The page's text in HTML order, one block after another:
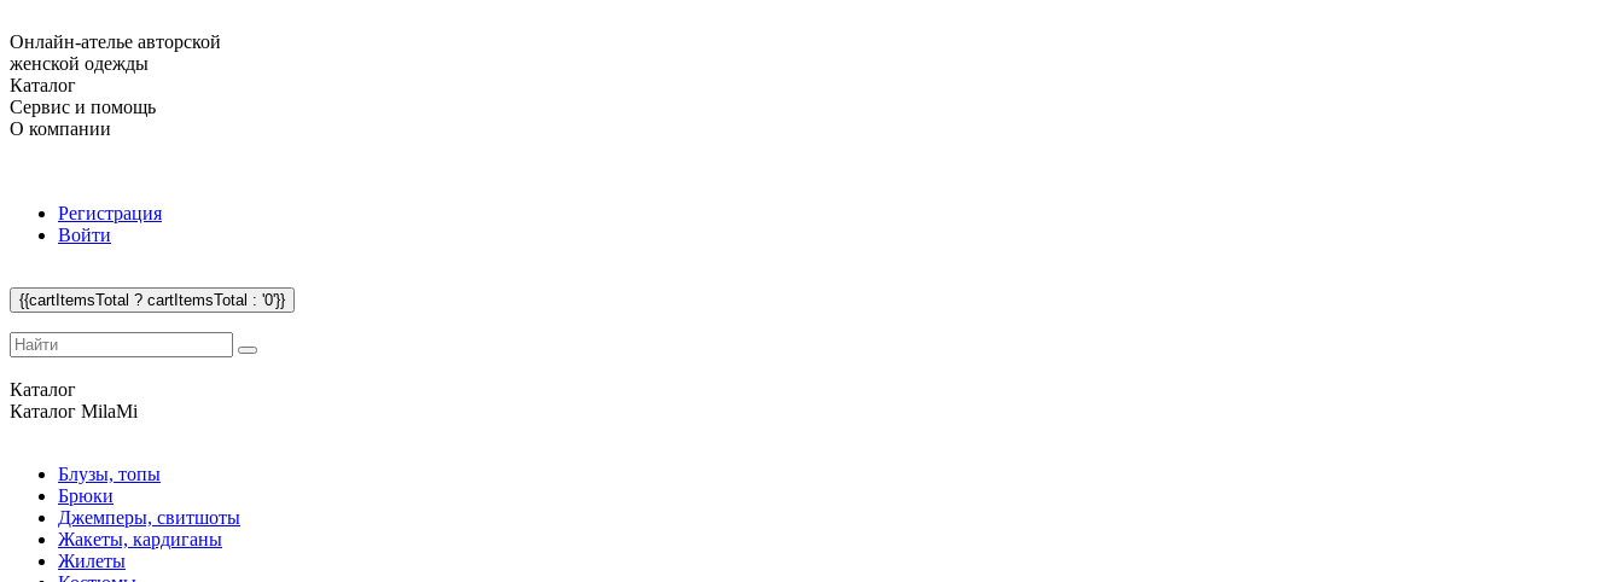
Онлайн-ателье авторской
женской одежды
Каталог
Сервис и помощь
О компании
Регистрация
Войти
{{cartItemsTotal ? cartItemsTotal : '0'}}
Каталог
Каталог MilaMi
Блузы, топы
Брюки
Джемперы, свитшоты
Жакеты, кардиганы
Жилеты